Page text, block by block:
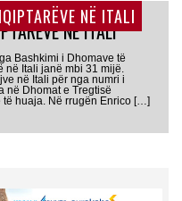
NË ITALI
NË ITALI
Bashkimi i Dhomave të
në Itali janë mbi 31 mijë.
në Itali për nga numri i
në Dhomat e Tregtisë
huaja. Në rrugën Enrico […]